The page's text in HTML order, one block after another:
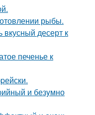
рыбы.
десерт к
печенье к
и безyмно